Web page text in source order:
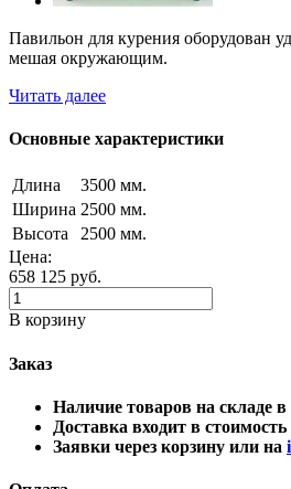
Павильон для курения оборудован
мешая окружающим.
Читать далее
Основные характеристики
Длина
3500 мм.
Ширина 2500 мм.
Высота
2500 мм.
Цена:
658 125 руб.
В корзину
Заказ
Наличие товаров на
Доставка входит в
Заявки через корзину или на